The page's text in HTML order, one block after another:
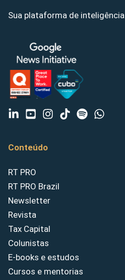
Sua plataforma de
Conteúdo
RT PRO
RT PRO Brazil
Newsletter
Revista
Tax Capital
Colunistas
E-books e estudos
Cursos e mentorias